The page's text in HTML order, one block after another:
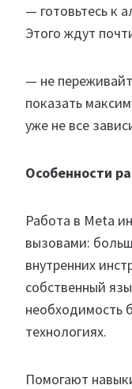
— готовьтесь к
Этого ждут
— не
показать
уже не все
Особенности
Работа в Meta
вызовами:
внутренних
собственный
необходимость
технологиях.
Помогают